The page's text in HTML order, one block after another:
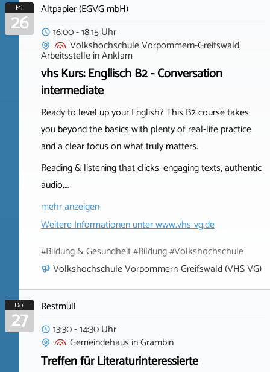
Mi.
26
Altpapier (EGVG mbH)
16:00 - 18:15 Uhr
Volkshochschule Vorpommern-Greifswald,
ArbeitsstelleinAnklam
vhs Kurs: Engllisch B2 - Conversation
intermediate
Ready to level up your English? This B2 course takes
you beyond the basics with plenty of real-life practice
and a clear focus on what truly matters.
Reading & listening that clicks: engaging texts, authentic
audio,…
mehr anzeigen
Weitere Informationen unterwww.vhs-vg.de
#Bildung & Gesundheit #Bildung #Volkshochschule
Volkshochschule Vorpommern-Greifswald (VHS VG)
Do.
27
Restmüll
13:30 - 14:30 Uhr
Gemeindehaus inGrambin
Treffen für Literaturinteressierte